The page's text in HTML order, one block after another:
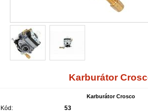
Karburátor
Karburátor Crosco
Kód: 53